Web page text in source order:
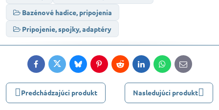
Bazénové hadice, pripojenia
Pripojenie, spojky, adaptéry
FacebookTwitterBlueskyPinterestRedditLinkedInWhatsApp
E-
mail
Predchádzajúci produkt Nasledujúci produkt